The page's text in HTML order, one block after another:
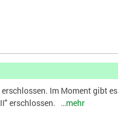
Im Moment gibt
erschlossen. …mehr